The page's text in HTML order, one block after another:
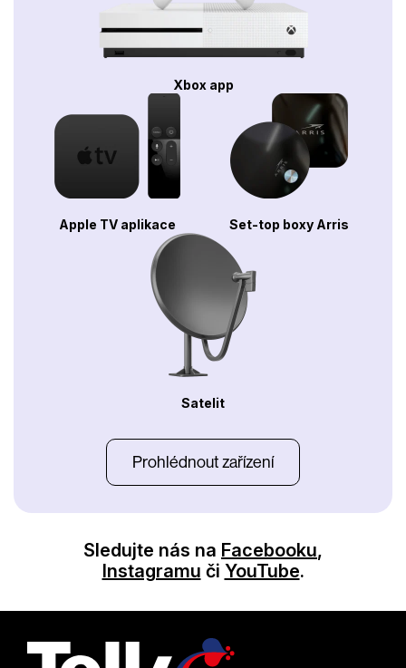
Xbox app
Apple TV aplikace Set-top boxy Arris
Satelit
Prohlédnout zařízení
Sledujte nás na Facebooku,
Instagramu či YouTube.